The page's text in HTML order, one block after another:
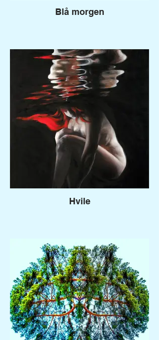
Blå morgen
Hvile